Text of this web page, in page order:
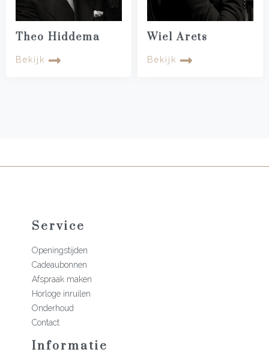
Theo Hiddema
Bekijk
Wiel Arets
Bekijk
Service
Openingstijden
Cadeaubonnen
Afspraak maken
Horloge inruilen
Onderhoud
Contact
Informatie